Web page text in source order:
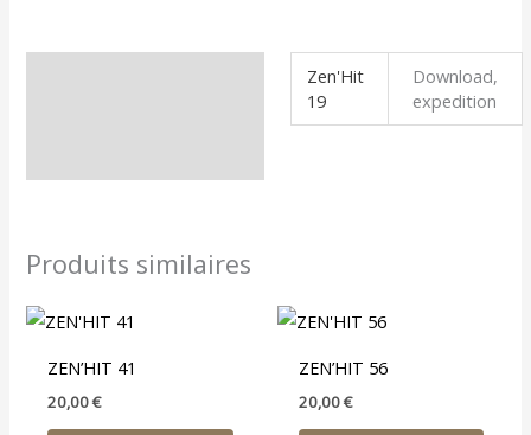
Zen'Hit
19
Download,
expedition
Produits similaires
ZEN’HIT 41
20,00€
ZEN’HIT 56
20,00€